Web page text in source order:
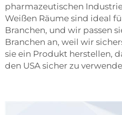
pharmazeutischen
Weißen Räume sind ideal
Branchen, und wir passen
Branchen an, weil wir
sie ein Produkt herstellen,
den USA sicher zu